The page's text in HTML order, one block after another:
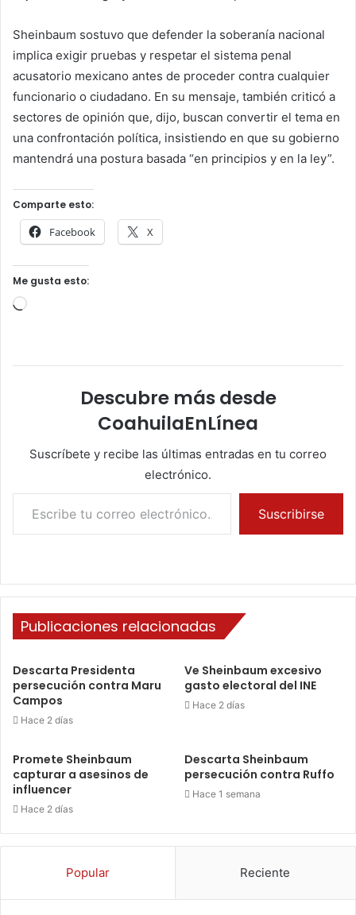
Sheinbaum sostuvo que defender la soberanía nacional
implica exigir pruebas y respetar el sistema penal
acusatorio mexicano antes de proceder contra cualquier
funcionario o ciudadano. En su mensaje, también criticó a
sectores de opinión que, dijo, buscan convertir el tema en
una confrontación política, insistiendo en que su gobierno
mantendrá una postura basada “en principios y en la ley”.
Comparte esto:
Facebook X
Me gusta esto:
Cargando...
Descubre más desde
CoahuilaEnLínea
Suscríbete y recibe las últimas entradas en tu correo
electrónico.
Escribe tu correo electrónico…
Suscribirse
Publicaciones relacionadas
Descarta Presidenta
persecución contra Maru
Campos
Hace 2 días
Ve Sheinbaum excesivo
gasto electoral del INE
Hace 2 días
Promete Sheinbaum
capturar a asesinos de
influencer
Hace 2 días
Descarta Sheinbaum
persecución contra Ruffo
Hace 1 semana
Popular Reciente